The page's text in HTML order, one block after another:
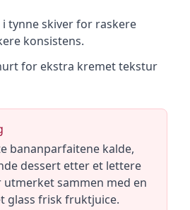
tynne skiver for raskere
konsistens.
for ekstra kremet tekstur
bananparfaitene kalde,
dessert etter et lettere
utmerket sammen med en
glass frisk fruktjuice.